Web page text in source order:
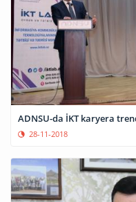
ADNSU-da İKT karyera
28-11-2018